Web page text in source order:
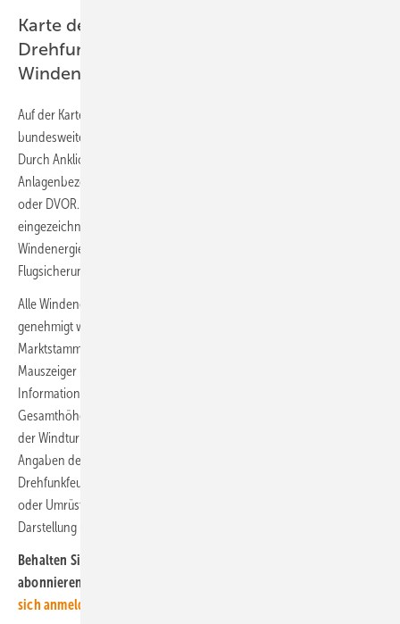
Karte der FA Wind zeigt Standorte der
Drehfunkfeuer und der neuen
Windenergieanlgen
Auf der Karte der FA Wind sind alle aktuellen Standorte der
bundesweiten VOR mit Morse-Kennung und Kartensymbol dargestellt.
Durch Anklicken des Drehfunk-Symbols erscheint die
Anlagenbezeichnung, das Bundesland und der Anlagentyp - VOR
oder DVOR. Um die Standorte sind virtuell die Prüfradien
eingezeichnet, innerhalb derer die Zustimmung zum Bau einer
Windenergieanlage vom Ergebnis der Einzelfallprüfung durch die
Flugsicherung abhängt - in der Regel 15 km.
Alle Windenergieanlagen, die seit Juni 2020 in Deutschland
genehmigt wurden, sind ebenfalls vermerkt und mit der
Marktstammdatenregister-Nummer gekennzeichnet. Wird der
Mauszeiger über einen Punkt mit Beschriftung bewegt, erscheint im
Informationsfeld (oben links) die Gemarkung des Standorts, die
Gesamthöhe, die elektrische Leistung sowie das Genehmigungsdatum
der Windturbine. Der zugrunde liegende WEA-Datensatz wird nach
Angaben der FA Wind regelmäßig aktualisiert. Änderungen an den
Drehfunkfeuer-Standorten etwa durch Stilllegung von VOR-Anlagen
oder Umrüstung von CVOR auf DVOR, werden ebenfalls in die
Darstellung übernommen.
Behalten Sie die Entwicklung in der Windenergie im Blick und
abonnieren Sie unseren kostenlosen Newsletter!
sich anmelden